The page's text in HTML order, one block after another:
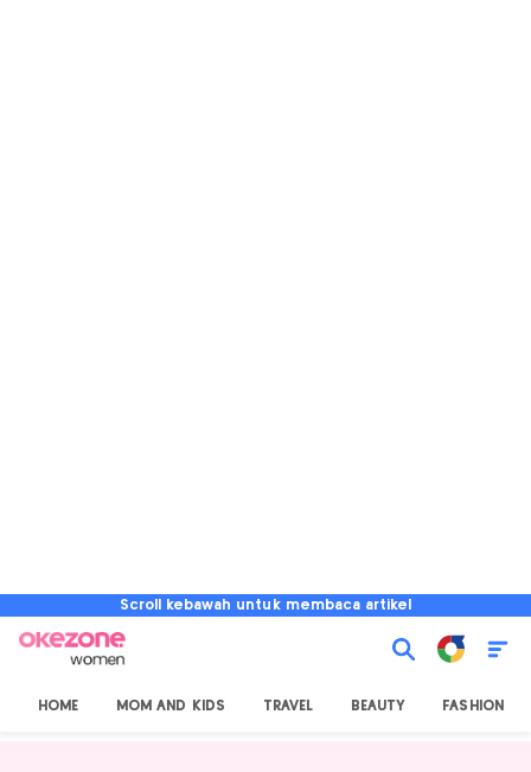
Scroll kebawah untuk membaca artikel
HOME MOM AND KIDS TRAVEL BEAUTY FASHION